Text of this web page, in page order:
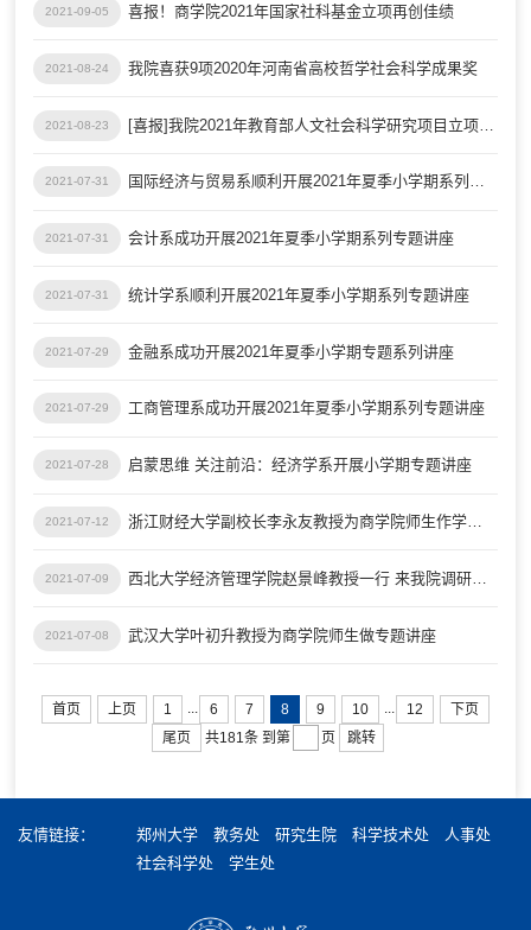
2021-09-05 喜报！商学院2021年国家社科基金立项再创佳绩
2021-08-24 我院喜获9项2020年河南省高校哲学社会科学成果奖
2021-08-23
2021-07-31 国际经济与贸易系顺利开展2021年夏季小学期系列专题讲座
2021-07-31 会计系成功开展2021年夏季小学期系列专题讲座
2021-07-31 统计学系顺利开展2021年夏季小学期系列专题讲座
2021-07-29 金融系成功开展2021年夏季小学期专题系列讲座
2021-07-29 工商管理系成功开展2021年夏季小学期系列专题讲座
2021-07-28 启蒙思维 关注前沿：经济学系开展小学期专题讲座
2021-07-12
2021-07-09
2021-07-08 武汉大学叶初升教授为商学院师生做专题讲座
首页 上页 1 ... 6 7 8 9 10 ... 12
下页
尾页
共181条 到第 页 跳转
友情链接： 郑州大学 教务处 研究生院 科学技术处
人事处
社会科学处
学生处